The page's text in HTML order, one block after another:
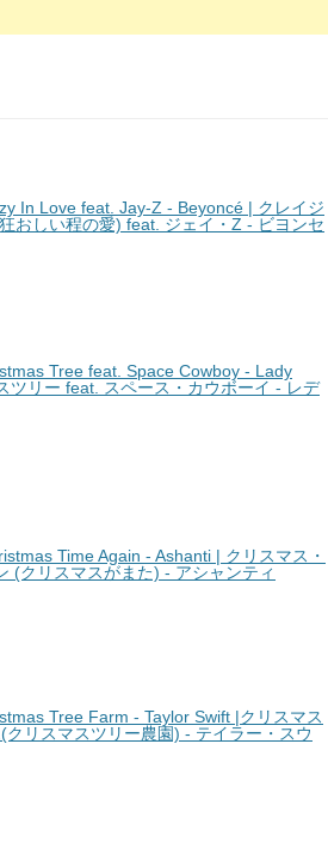
In Love feat. Jay-Z - Beyoncé | クレイジ
おしい程の愛) feat. ジェイ・Z - ビヨンセ
Tree feat. Space Cowboy - Lady
ツリー feat. スペース・カウボーイ - レデ
Time Again - Ashanti | クリスマス・
(クリスマスがまた) - アシャンティ
Tree Farm - Taylor Swift |クリスマス
クリスマスツリー農園) - テイラー・スウ